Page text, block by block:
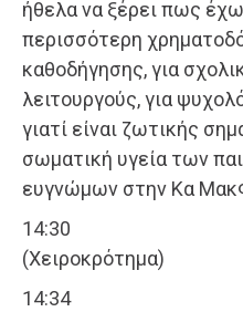
ήθελα να ξέρει πως
περισσότερη
καθοδήγησης, για
λειτουργούς, για
γιατί είναι ζωτικής
σωματική υγεία των
ευγνώμων στην Κα
14:30
(Χειροκρότημα)
14:34